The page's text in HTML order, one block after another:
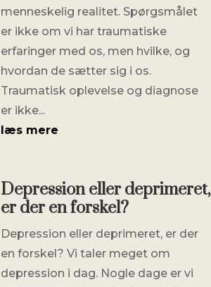
menneskelig realitet. Spørgsmålet
er ikke om vi har traumatiske
erfaringer med os, men hvilke, og
hvordan de sætter sig i os.
Traumatisk oplevelse og diagnose
er ikke...
læs mere
Depression eller deprimeret,
er der en forskel?
Depression eller deprimeret, er der
en forskel? Vi taler meget om
depression i dag. Nogle dage er vi